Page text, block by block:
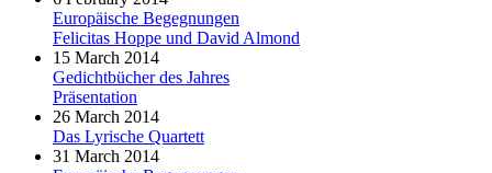
Europäische Begegnungen
Felicitas Hoppe und David Almond
15 March 2014
Gedichtbücher des Jahres
Präsentation
26 March 2014
Das Lyrische Quartett
31 March 2014